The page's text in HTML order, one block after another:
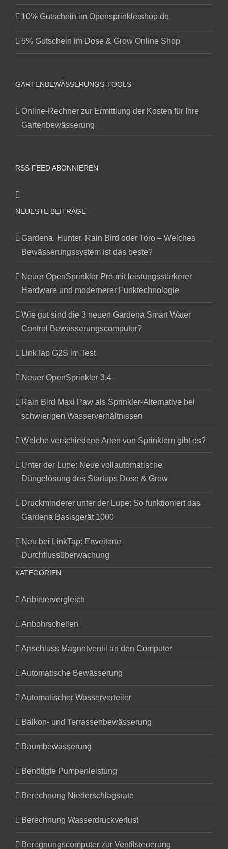
10% Gutschein im Opensprinklershop.de
5% Gutschein im Dose & Grow Online Shop
GARTENBEWÄSSERUNGS-TOOLS
Online-Rechner zur Ermittlung der Kosten für Ihre
Gartenbewässerung
RSS FEED ABONNIEREN
NEUESTE BEITRÄGE
Gardena, Hunter, Rain Bird oder Toro – Welches
Bewässerungssystem ist das beste?
Neuer OpenSprinkler Pro mit leistungsstärkerer
Hardware und modernerer Funktechnologie
Wie gut sind die 3 neuen Gardena Smart Water
Control Bewässerungscomputer?
LinkTap G2S im Test
Neuer OpenSprinkler 3.4
Rain Bird Maxi Paw als Sprinkler-Alternative bei
schwierigen Wasserverhältnissen
Welche verschiedene Arten von Sprinklern gibt es?
Unter der Lupe: Neue vollautomatische
Düngelösung des Startups Dose & Grow
Druckminderer unter der Lupe: So funktioniert das
Gardena Basisgerät 1000
Neu bei LinkTap: Erweiterte
Durchflussüberwachung
KATEGORIEN
Anbietervergleich
Anbohrschellen
Anschluss Magnetventil an den Computer
Automatische Bewässerung
Automatischer Wasserverteiler
Balkon- und Terrassenbewässerung
Baumbewässerung
Benötigte Pumpenleistung
Berechnung Niederschlagsrate
Berechnung Wasserdruckverlust
Beregnungscomputer zur Ventilsteuerung